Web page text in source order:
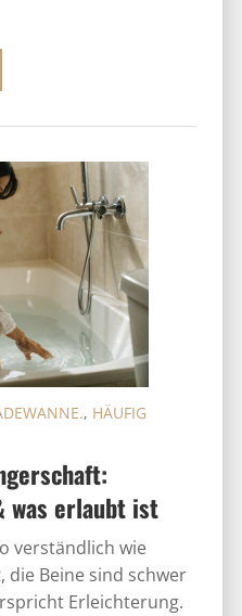
was erlaubt ist
, HÄUFIG
verständlich wie
die Beine sind schwer
Erleichterung.